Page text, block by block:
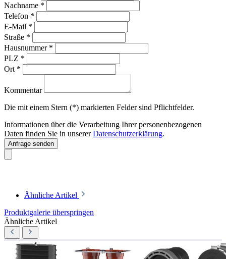
Nachname *
Telefon *
E-Mail *
Straße *
Hausnummer *
PLZ *
Ort *
Kommentar
Die mit einem Stern (*) markierten Felder sind Pflichtfelder.
Informationen über die Verarbeitung Ihrer personenbezogenen
Daten finden Sie in unsererDatenschutzerklärung.
Anfrage senden
Ähnliche Artikel
Produktgalerie überspringen
Ähnliche Artikel